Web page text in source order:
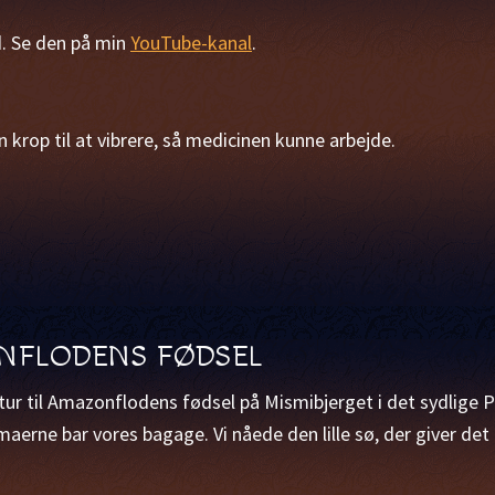
den på min YouTube-kanal.
til at vibrere, så medicinen kunne arbejde.
FØDSEL
til Amazonflodens fødsel på Mismibjerget i det sydlige
bar vores bagage. Vi nåede den lille sø, der giver